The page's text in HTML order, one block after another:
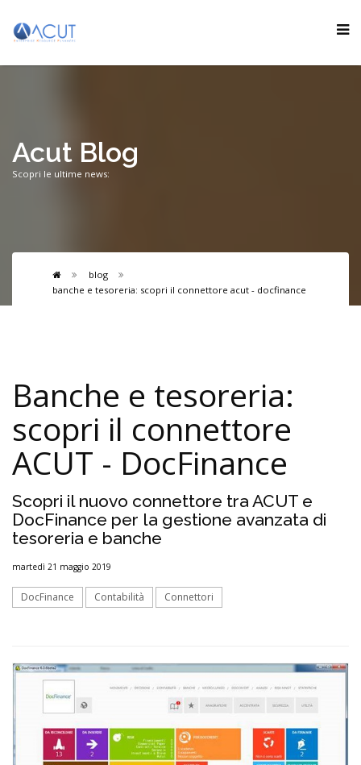
Acut Blog
Scopri le ultime news:
blog
banche e tesoreria: scopri il connettore acut - docfinance
Banche e tesoreria:
scopri il connettore
ACUT - DocFinance
Scopri il nuovo connettore tra ACUT e
DocFinance per la gestione avanzata di
tesoreria e banche
martedì 21 maggio 2019
DocFinance Contabilità Connettori